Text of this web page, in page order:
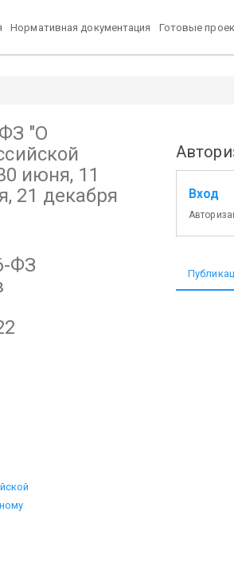
Нормативная документация Готовые
21 декабря 2006 г., 9 / Pozhproekt.ru
"О
июня, 11
21 декабря
ФЗ
Вход